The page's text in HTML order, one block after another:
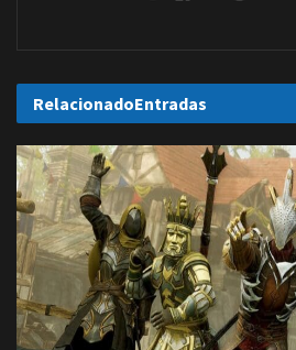
RelacionadoEntradas